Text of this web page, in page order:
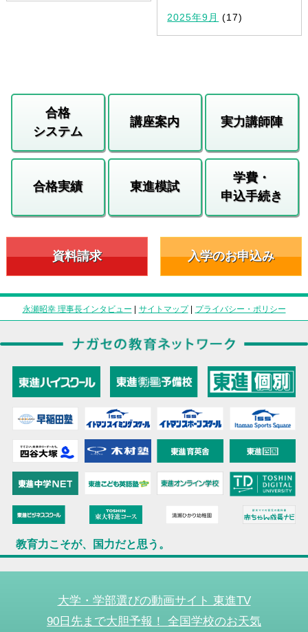
2025年9月 (17)
合格
システム
講座案内 実力講師陣
合格実績 東進模試
学費・
申込手続き
資料請求 入学のお申込み
永瀬昭幸 理事長インタビュー | サイトマップ| プライバシー・ポリシー
教育力こそが、国力だと思う。
大学・学部選びの動画サイト 東進TV
90日先まで大胆予報！ 全国学校のお天気